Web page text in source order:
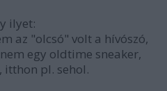
ilyet:
az "olcsó" volt a hívószó,
egy oldtime sneaker,
itthon pl. sehol.